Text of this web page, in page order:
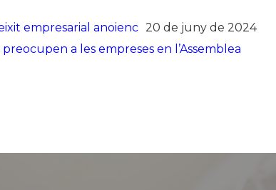
empresarial anoienc 20 de juny de 2024
a les empreses en l’Assemblea